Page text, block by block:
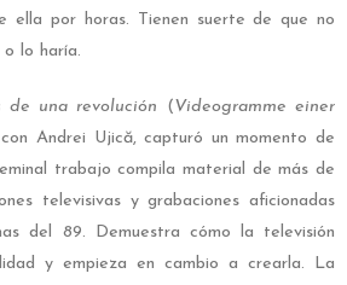
ella por horas. Tienen suerte de que no
lo haría.
de una revolución ( Videogramme einer
Andrei Ujică, capturó un momento de
trabajo compila material de más de
televisivas y grabaciones aficionadas
del 89. Demuestra cómo la televisión
y empieza en cambio a crearla. La